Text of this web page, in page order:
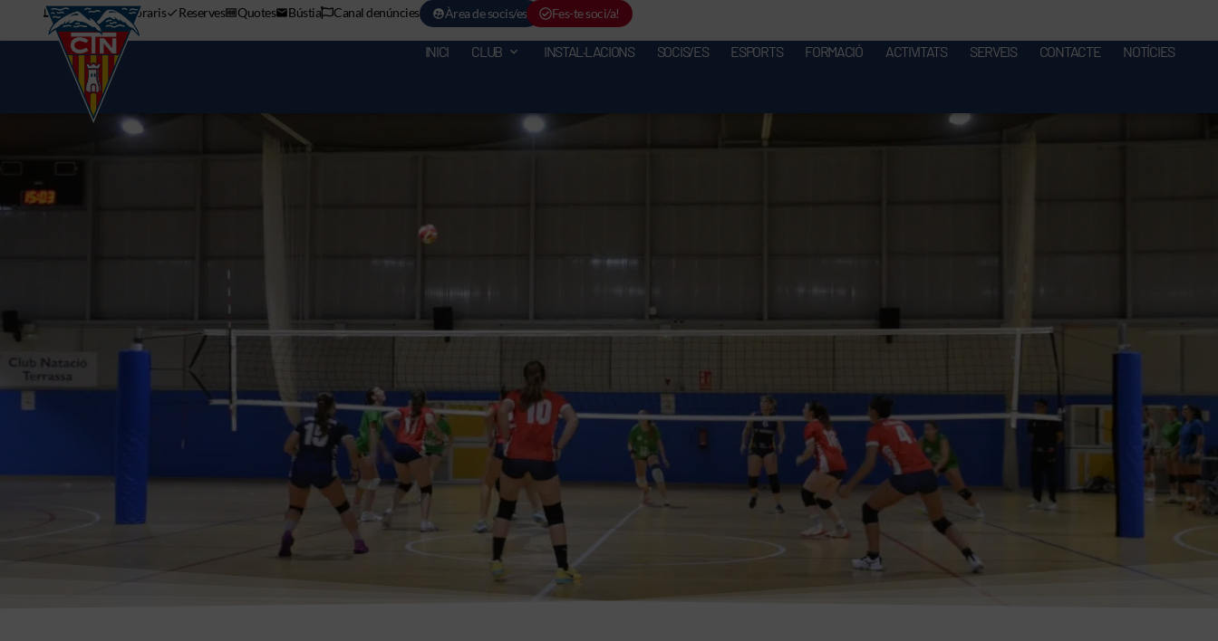
APP mòbil Horaris Reserves Quotes Bústia Canal denúncies Àrea de socis/es Fes-te soci/a!
INICI CLUB INSTAL·LACIONS SOCIS/ES ESPORTS FORMACIÓ ACTIVITATS SERVEIS CONTACTE NOTÍCIES